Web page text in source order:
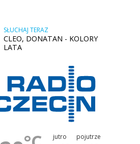
SŁUCHAJ TERAZ
CLEO, DONATAN - KOLORY
LATA
jutro pojutrze